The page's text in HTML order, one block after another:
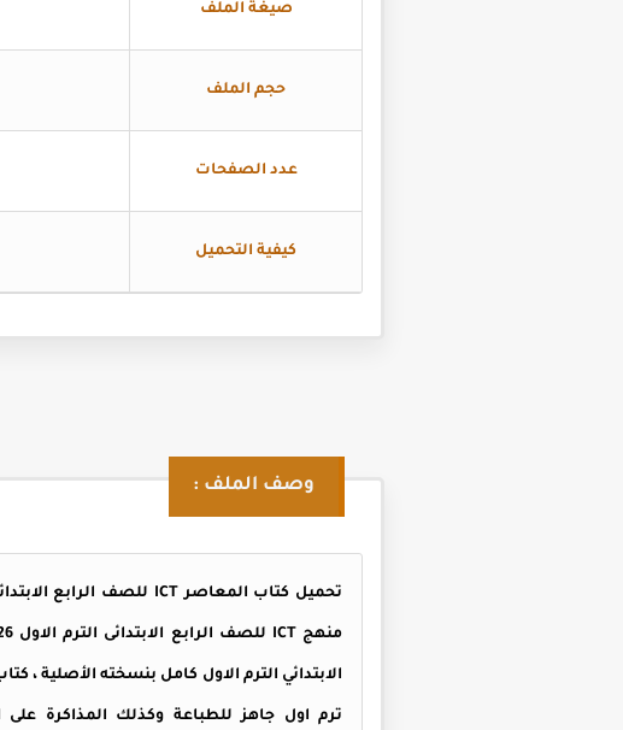
صيغة الملف
حجم الملف
عدد الصفحات
كيفية التحميل
وصف الملف :